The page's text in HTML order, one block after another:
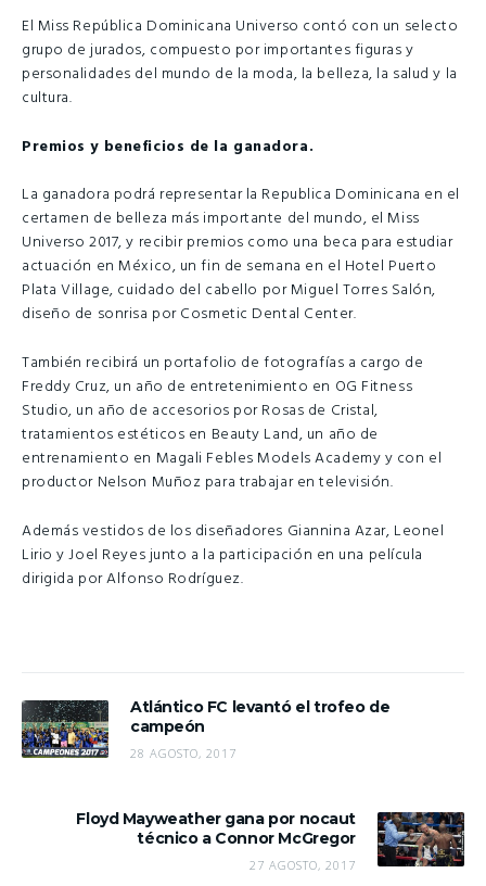
El Miss República Dominicana Universo contó con un selecto
grupo de jurados, compuesto por importantes figuras y
personalidades del mundo de la moda, la belleza, la salud y la
cultura.
Premios y beneficios de la ganadora.
La ganadora podrá representar la Republica Dominicana en el
certamen de belleza más importante del mundo, el Miss
Universo 2017, y recibir premios como una beca para estudiar
actuación en México, un fin de semana en el Hotel Puerto
Plata Village, cuidado del cabello por Miguel Torres Salón,
diseño de sonrisa por Cosmetic Dental Center.
También recibirá un portafolio de fotografías a cargo de
Freddy Cruz, un año de entretenimiento en OG Fitness
Studio, un año de accesorios por Rosas de Cristal,
tratamientos estéticos en Beauty Land, un año de
entrenamiento en Magali Febles Models Academy y con el
productor Nelson Muñoz para trabajar en televisión.
Además vestidos de los diseñadores Giannina Azar, Leonel
Lirio y Joel Reyes junto a la participación en una película
dirigida por Alfonso Rodríguez.
Atlántico FC levantó el trofeo de
campeón
28 AGOSTO, 2017
Floyd Mayweather gana por nocaut
técnico a Connor McGregor
27 AGOSTO, 2017